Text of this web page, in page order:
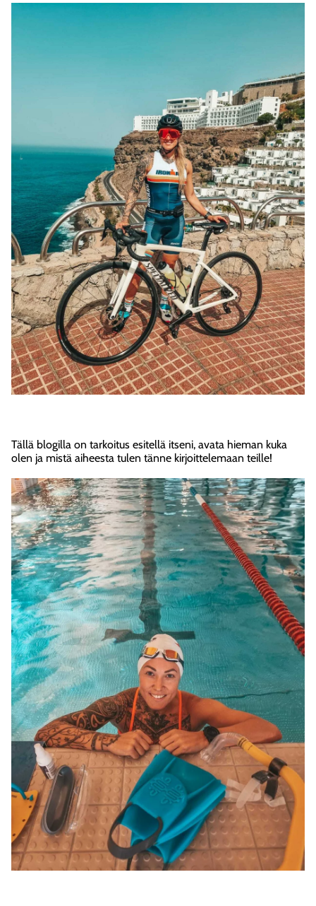
Tällä blogilla on tarkoitus esitellä itseni, avata hieman kuka
olen ja mistä aiheesta tulen tänne kirjoittelemaan teille!